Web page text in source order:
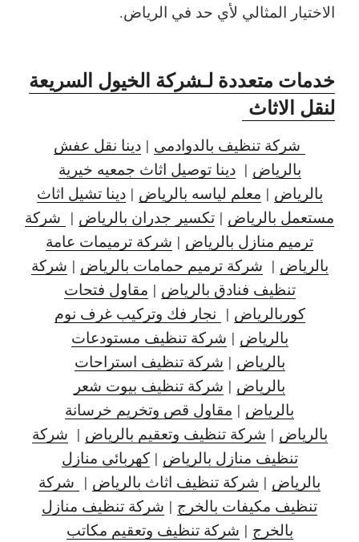
الاختيار المثالي لأي حد في الرياض.
خدمات متعددة لـشركة الخيول السريعة
لنقل الاثاث
شركة تنظيف بالدوادمي | دينا نقل عفش
بالرياض |دينا توصيل اثاث جمعيه خيرية
بالرياض | معلم لياسه بالرياض |دينا تشيل اثاث
مستعمل بالرياض | تكسير جدران بالرياض | شركة
ترميم منازل بالرياض | شركة ترميمات عامة
بالرياض | شركة ترميم حمامات بالرياض | شركة
تنظيف فنادق بالرياض | مقاول فتحات
كوربالرياض | نجار فك وتركيب غرف نوم
بالرياض | شركة تنظيف مستودعات
بالرياض | شركة تنظيف استراحات
بالرياض | شركة تنظيف بيوت شعر
بالرياض | مقاول قص وتخريم خرسانة
بالرياض | شركة تنظيف وتعقيم بالرياض | شركة
تنظيف منازل بالرياض |كهربائي منازل
بالرياض | شركة تنظيف اثاث بالرياض | شركة
تنظيف مكيفات بالخرج | شركة تنظيف منازل
بالخرج | شركة تنظيف وتعقيم مكاتب